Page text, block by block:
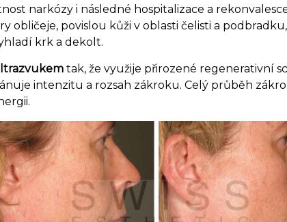
narkózy i následné hospitalizace a
obličeje, povislou kůži v oblasti čelisti a
krk a dekolt.
tak, že využije přirozené regenerativní
intenzitu a rozsah zákroku. Celý průběh